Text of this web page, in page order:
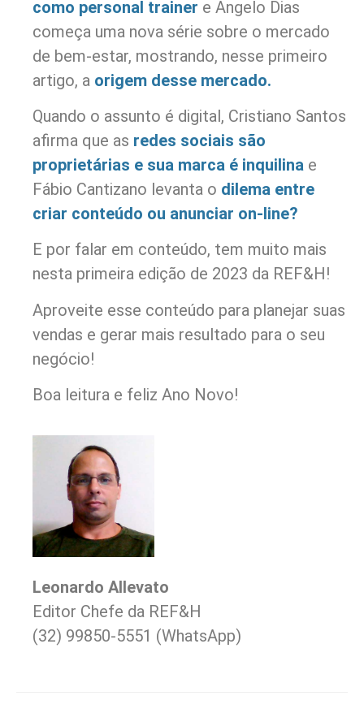
como personal trainer e Angelo Dias
começa uma nova série sobre o mercado
de bem-estar, mostrando, nesse primeiro
artigo, a origem desse mercado.
Quando o assunto é digital, Cristiano Santos
afirma que as redes sociais são
proprietárias e sua marca é inquilina e
Fábio Cantizano levanta o dilema entre
criar conteúdo ou anunciar on-line?
E por falar em conteúdo, tem muito mais
nesta primeira edição de 2023 da REF&H!
Aproveite esse conteúdo para planejar suas
vendas e gerar mais resultado para o seu
negócio!
Boa leitura e feliz Ano Novo!
Leonardo Allevato
Editor Chefe da REF&H
(32) 99850-5551 (WhatsApp)